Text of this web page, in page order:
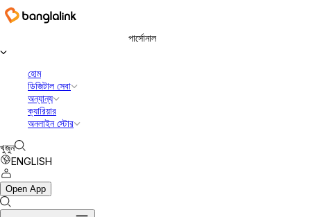
পার্সোনাল
হোম
ডিজিটাল সেবা
অন্যান্য
ক্যারিয়ার
অনলাইন স্টোর
খুজুন
ENGLISH
Open App